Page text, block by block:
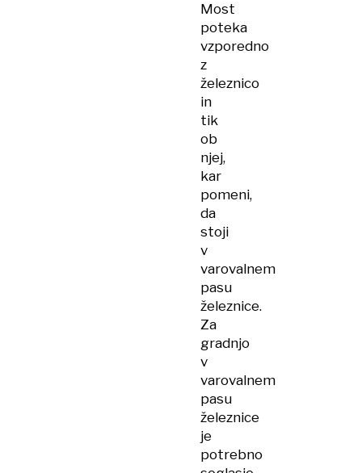
Most
poteka
vzporedno
z
železnico
in
tik
ob
njej,
kar
pomeni,
da
stoji
v
varovalnem
pasu
železnice.
Za
gradnjo
v
varovalnem
pasu
železnice
je
potrebno